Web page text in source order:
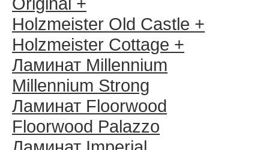
Holzmeister Old Castle +
Holzmeister Cottage +
Ламинат Millennium
Millennium Strong
Ламинат Floorwood
Floorwood Palazzo